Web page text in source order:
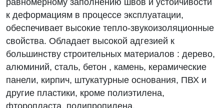
к деформациям в процессе эксплуатации,
обеспечивает высокие тепло-звукоизоляционные
свойства. Обладает высокой адгезией к
большинству строительных материалов : дерево,
алюминий, сталь, бетон , камень, керамические
панели, кирпич, штукатурные основания, ПВХ и
другие пластики, кроме полиэтилена,
фторопласта, полипропилена.